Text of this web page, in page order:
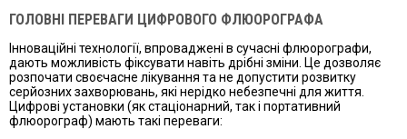
ГОЛОВНІ ПЕРЕВАГИ ЦИФРОВОГО ФЛЮОРОГРАФА
Інноваційні технології, впроваджені в сучасні флюорографи,
дають можливість фіксувати навіть дрібні зміни. Це дозволяє
розпочати своєчасне лікування та не допустити розвитку
серйозних захворювань, які нерідко небезпечні для життя.
Цифрові установки (як стаціонарний, так і портативний
флюорограф) мають такі переваги: